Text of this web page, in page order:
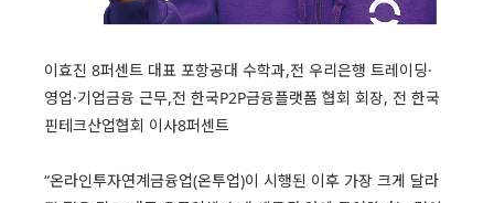
이효진 8퍼센트 대표 포항공대 수학과,전 우리은행 트레이딩·
영업·기업금융 근무,전 한국P2P금융플랫폼 협회 회장, 전 한국
핀테크산업협회 이사8퍼센트
“온라인투자연계금융업(온투업)이 시행된 이후 가장 크게 달라